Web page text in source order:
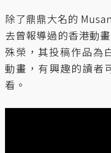
除了鼎鼎大名的
去曾報導過的香港動
殊榮，其投稿作品為
動畫，有興趣的讀者
看。